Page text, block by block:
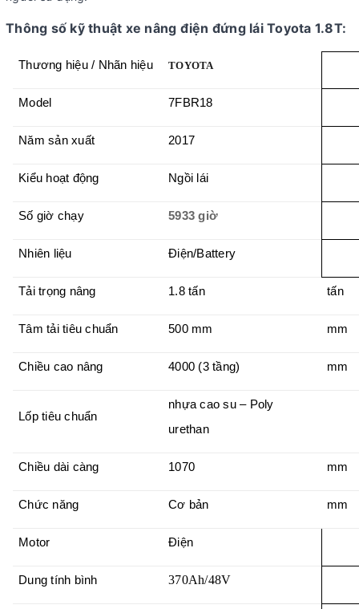
Thông số kỹ thuật xe nâng điện đứng lái Toyota 1.8T:
Thương hiệu / Nhãn hiệu TOYOTA
Model 7FBR18
Năm sản xuất 2017
Kiểu hoạt động Ngồi lái
Số giờ chạy 5933 giờ
Nhiên liệu Điện/Battery
Tải trọng nâng 1.8 tấn tấn
Tâm tải tiêu chuẩn 500 mm mm
Chiều cao nâng 4000 (3 tầng) mm
Lốp tiêu chuẩn
nhựa cao su – Poly
urethan
Chiều dài càng 1070 mm
Chức năng Cơ bản mm
Motor Điện
Dung tính bình 370Ah/48V